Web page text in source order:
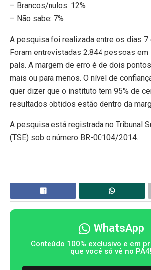
– Brancos/nulos: 12%
– Não sabe: 7%
A pesquisa foi realizada entre os dias 7
Foram entrevistadas 2.844 pessoas em
país. A margem de erro é de dois
mais ou para menos. O nível de
quer dizer que o instituto tem 95% de
resultados obtidos estão dentro da
A pesquisa está registrada no Tribunal
(TSE) sob o número BR-00104/2014.
WhatsApp
Conteúdo 100% exclusivo e em
que você só vê no PA4!